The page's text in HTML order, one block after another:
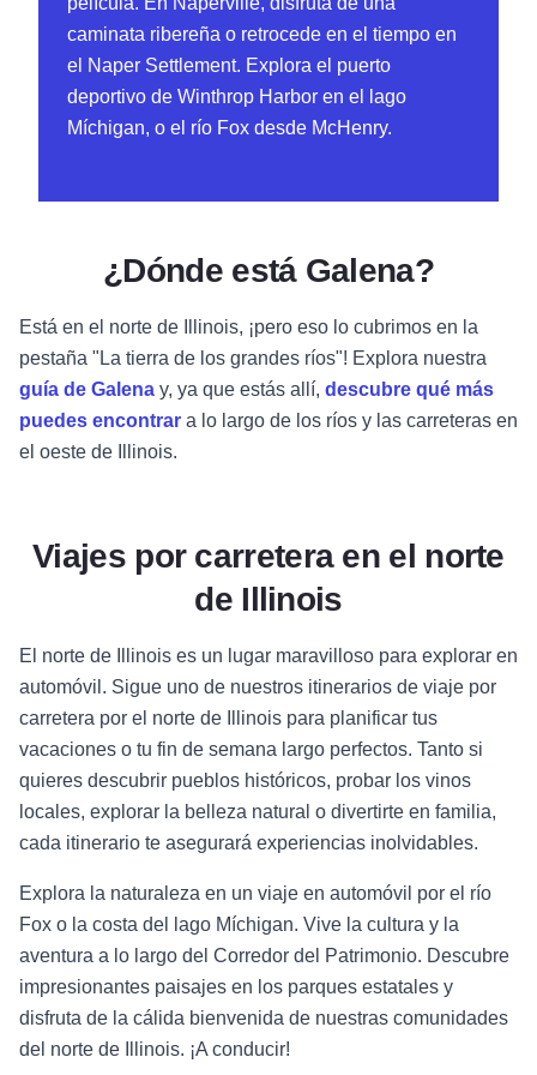
caminata ribereña o retrocede en el tiempo en
el Naper Settlement. Explora el puerto
deportivo de Winthrop Harbor en el lago
Míchigan, o el río Fox desde McHenry.
¿Dónde está Galena?
Está en el norte de Illinois, ¡pero eso lo cubrimos en la
pestaña "La tierra de los grandes ríos"! Explora nuestra
guía de Galena y, ya que estás allí, descubre qué más
puedes encontrar a lo largo de los ríos y las carreteras en
el oeste de Illinois.
Viajes por carretera en el norte
de Illinois
El norte de Illinois es un lugar maravilloso para explorar en
automóvil. Sigue uno de nuestros itinerarios de viaje por
carretera por el norte de Illinois para planificar tus
vacaciones o tu fin de semana largo perfectos. Tanto si
quieres descubrir pueblos históricos, probar los vinos
locales, explorar la belleza natural o divertirte en familia,
cada itinerario te asegurará experiencias inolvidables.
Explora la naturaleza en un viaje en automóvil por el río
Fox o la costa del lago Míchigan. Vive la cultura y la
aventura a lo largo del Corredor del Patrimonio. Descubre
impresionantes paisajes en los parques estatales y
disfruta de la cálida bienvenida de nuestras comunidades
del norte de Illinois. ¡A conducir!